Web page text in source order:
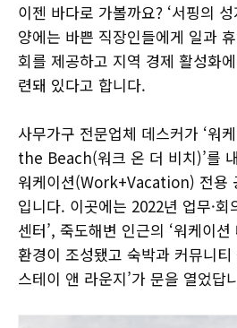
이젠 바다로 가볼까요? ‘서핑의
양에는 바쁜 직장인들에게 일과
회를 제공하고 지역 경제 활성화
련돼 있다고 합니다.
사무가구 전문업체 데스커가 ‘워
the Beach(워크 온 더 비치)’를
워케이션(Work+Vacation) 전용
입니다. 이곳에는 2022년 업무·회
센터’, 죽도해변 인근의 ‘워케이
환경이 조성됐고 숙박과 커뮤니티
스테이 앤 라운지’가 문을 열었답